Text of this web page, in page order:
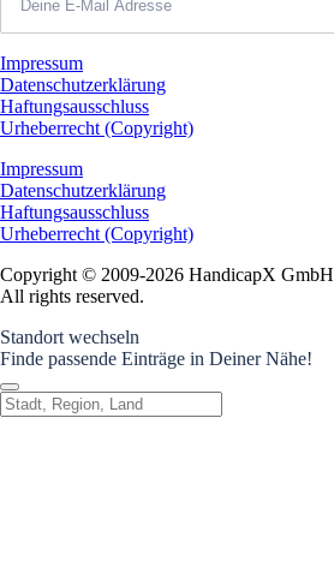
Impressum
Datenschutzerklärung
Haftungsausschluss
Urheberrecht (Copyright)
Impressum
Datenschutzerklärung
Haftungsausschluss
Urheberrecht (Copyright)
Copyright © 2009-2026 HandicapX
All rights reserved.
Standort wechseln
Finde passende Einträge in Deiner Nähe!
Standort wechseln